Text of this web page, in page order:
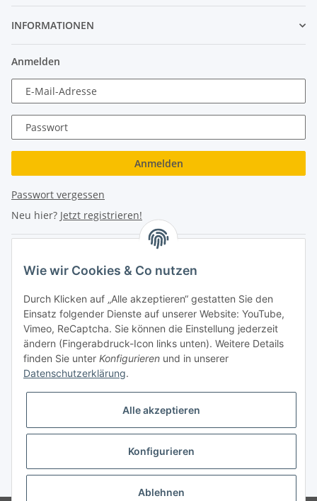
INFORMATIONEN
Anmelden
E-Mail-Adresse
Passwort
Anmelden
Passwort vergessen
Neu hier? Jetzt registrieren!
Hauptplatz 4
2870 Aspang
eMail: info@turboloch.at
Tel: +43 (0)660/1314150
Di - Fr 9-17 Uhr / Fr 9-12 Uhr
Achtung keine Abholung mehr möglich!!!
* Alle Preise inkl. gesetzlicher USt., zzgl.Versand
Wie wir Cookies & Co nutzen
Durch Klicken auf „Alle akzeptieren“ gestatten Sie den
Einsatz folgender Dienste auf unserer Website: YouTube,
Vimeo, ReCaptcha. Sie können die Einstellung jederzeit
ändern (Fingerabdruck-Icon links unten). Weitere Details
finden Sie unter Konfigurieren und in unserer
Datenschutzerklärung.
Alle akzeptieren
Konfigurieren
Ablehnen